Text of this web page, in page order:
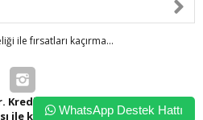
ile fırsatları kaçırma...
Kredi kartı bilgileriniz 256bit
ile korunmaktadır.
WhatsApp Destek Hattı